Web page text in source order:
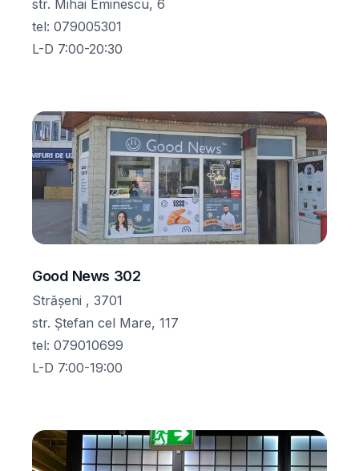
str. Mihai Eminescu, 6
tel: 079005301
L-D 7:00-20:30
Good News 302
Strășeni , 3701
str. Ștefan cel Mare, 117
tel: 079010699
L-D 7:00-19:00